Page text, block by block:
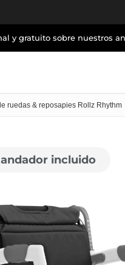
y gratuito sobre nuestros
ruedas & reposapies Rollz Rhythm
incluido